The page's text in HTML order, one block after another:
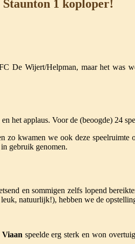
Staunton 1 koploper!
De Wijert/Helpman, maar het was
het applaus. Voor de (beoogde) 24
kwamen we ook deze
gebruik genomen.
en sommigen zelfs lopend
natuurlijk!), hebben we de
Viaanspeelde erg sterk en won